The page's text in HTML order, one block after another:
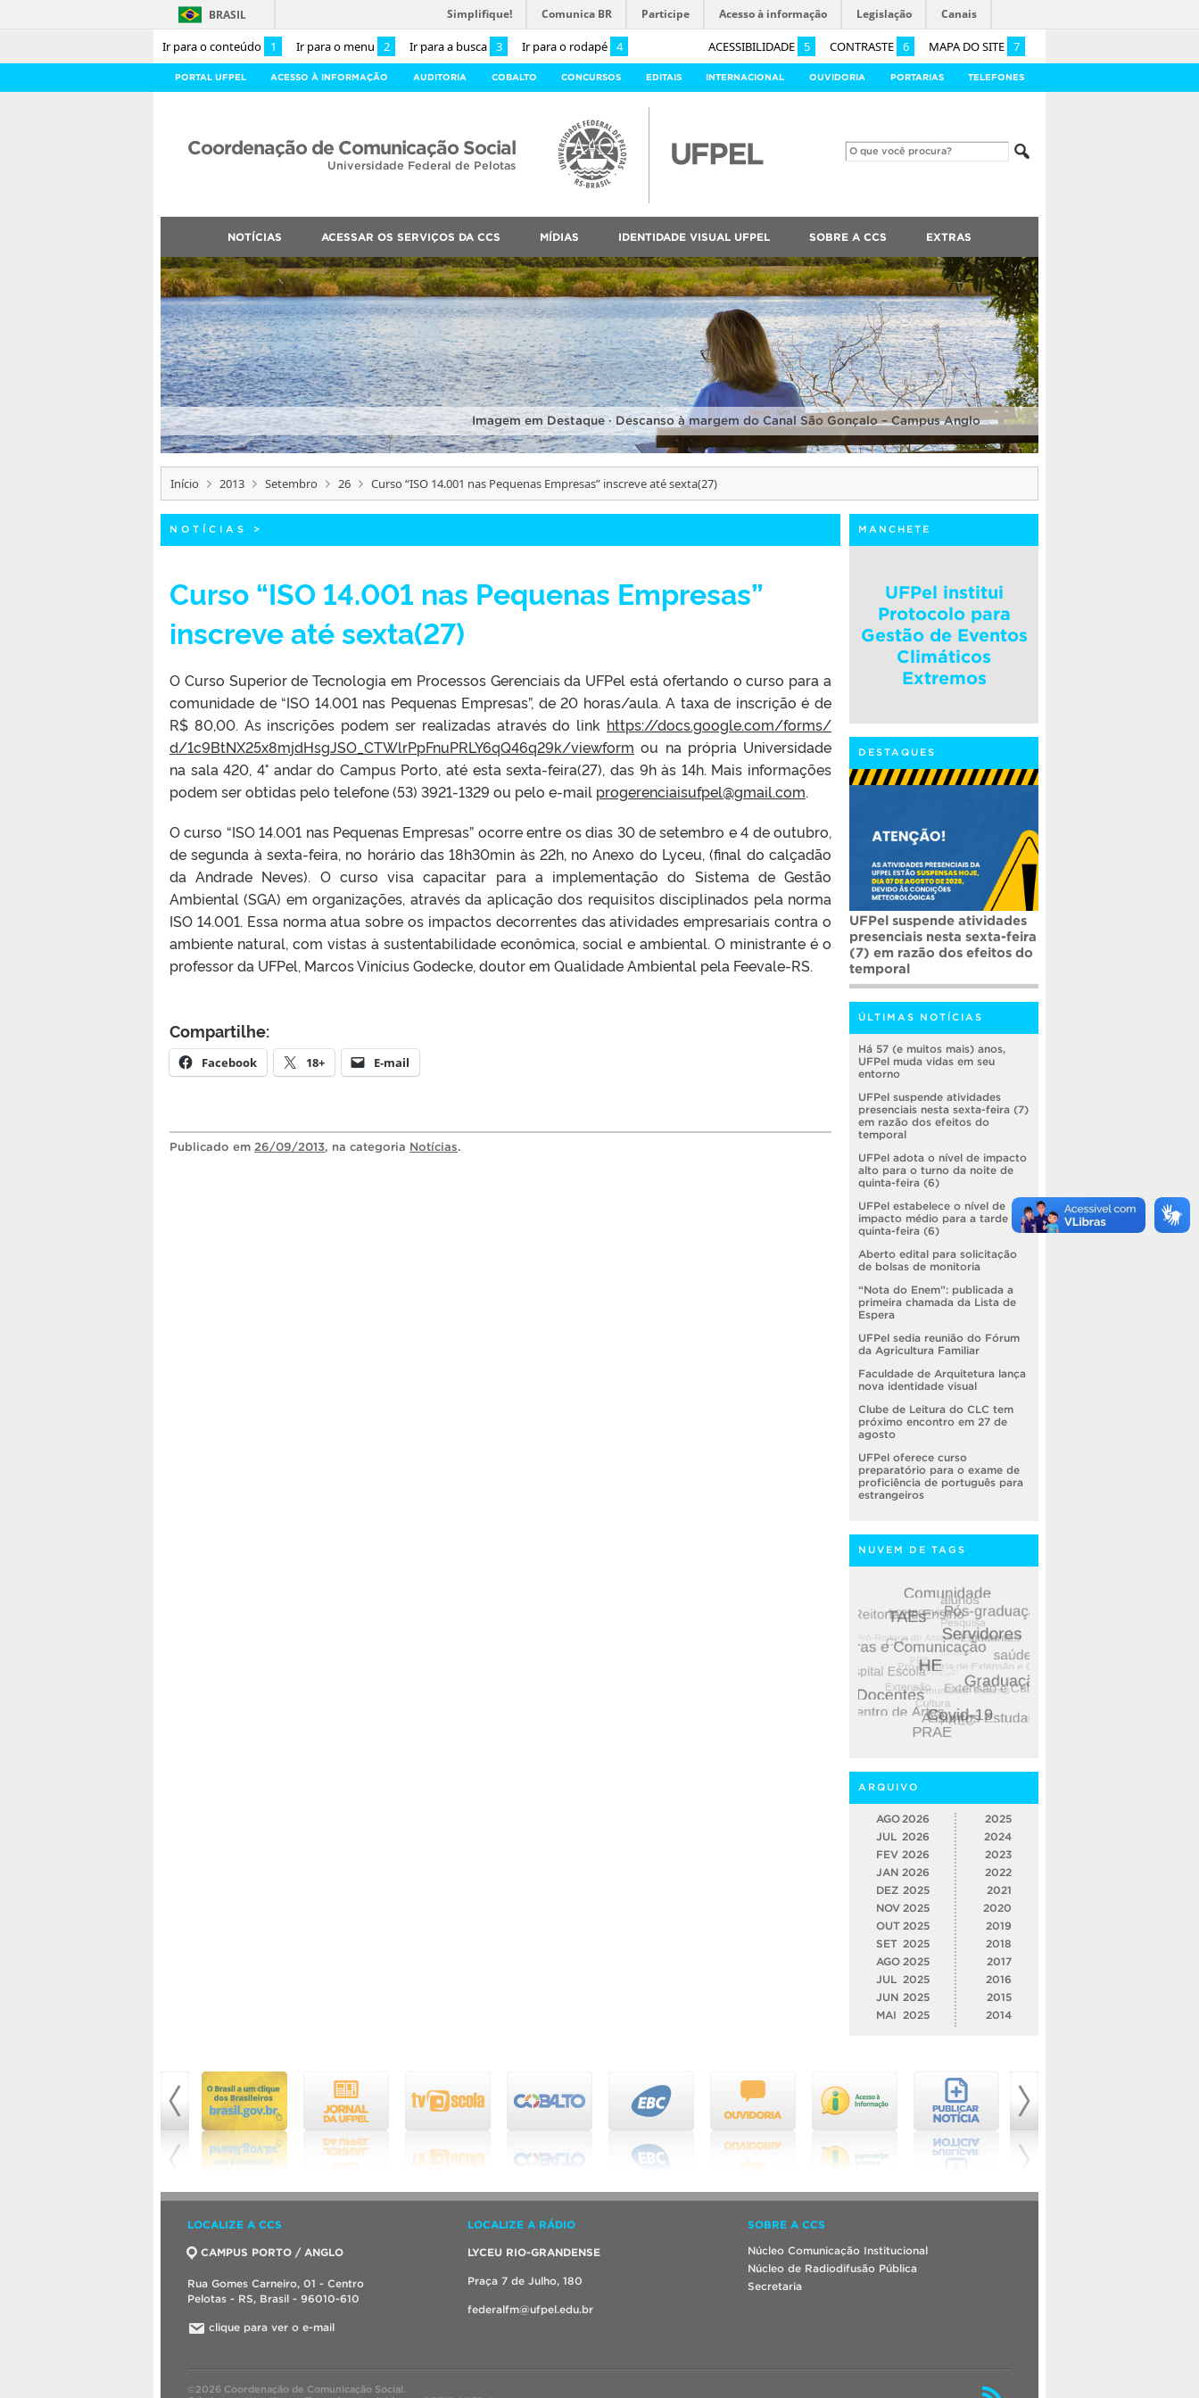
Ir para o conteúdo 1 Ir para o menu 2 Ir para a busca 3 Ir para o rodapé 4 ACESSIBILIDADE 5 CONTRASTE 6 MAPA DO SITE 7
BRASIL Simplifique! Comunica BR Participe Acesso à informação Legislação Canais
PORTAL UFPEL ACESSO À INFORMAÇÃO AUDITORIA COBALTO CONCURSOS EDITAIS INTERNACIONAL OUVIDORIA PORTARIAS TELEFONES
Coordenação de Comunicação Social
Universidade Federal de Pelotas
NOTÍCIAS ACESSAR OS SERVIÇOS DA CCS MÍDIAS IDENTIDADE VISUAL UFPEL SOBRE A CCS EXTRAS
Imagem em Destaque · Descanso à margem do Canal São Gonçalo – Campus Anglo
Início 2013 Setembro 26 Curso “ISO 14.001 nas Pequenas Empresas” inscreve até sexta(27)
NOTÍCIAS >
Curso “ISO 14.001 nas Pequenas Empresas”
inscreve até sexta(27)
O Curso Superior de Tecnologia em Processos Gerenciais da UFPel está ofertando o curso para a
comunidade de “ISO 14.001 nas Pequenas Empresas”, de 20 horas/aula. A taxa de inscrição é de
R$ 80,00. As inscrições podem ser realizadas através do link https://docs.google.com/forms/
d/1c9BtNX25x8mjdHsgJSO_ CTWlrPpFnuPRLY6qQ46q29k/viewform ou na própria Universidade
na sala 420, 4° andar do Campus Porto, até esta sexta-feira(27), das 9h às 14h. Mais informações
podem ser obtidas pelo telefone (53) 3921-1329 ou pelo e-mail progerenciaisufpel@gmail.com.
O curso “ISO 14.001 nas Pequenas Empresas” ocorre entre os dias 30 de setembro e 4 de outubro,
de segunda à sexta-feira, no horário das 18h30min às 22h, no Anexo do Lyceu, (final do calçadão
da Andrade Neves). O curso visa capacitar para a implementação do Sistema de Gestão
Ambiental (SGA) em organizações, através da aplicação dos requisitos disciplinados pela norma
ISO 14.001. Essa norma atua sobre os impactos decorrentes das atividades empresariais contra o
ambiente natural, com vistas à sustentabilidade econômica, social e ambiental. O ministrante é o
professor da UFPel, Marcos Vinícius Godecke, doutor em Qualidade Ambiental pela Feevale-RS.
Compartilhe:
Facebook 18+ E-mail
Publicado em 26/09/2013, na categoria Notícias.
MANCHETE
UFPel institui
Protocolo para
Gestão de Eventos
Climáticos
Extremos
DESTAQUES
UFPel suspende atividades
presenciais nesta sexta-feira
(7) em razão dos efeitos do
temporal
ÚLTIMAS NOTÍCIAS
Há 57 (e muitos mais) anos,
UFPel muda vidas em seu
entorno
UFPel suspende atividades
presenciais nesta sexta-feira (7)
em razão dos efeitos do
temporal
UFPel adota o nível de impacto
alto para o turno da noite de
quinta-feira (6)
UFPel estabelece o nível de
impacto médio para a tarde de
quinta-feira (6)
Aberto edital para solicitação
de bolsas de monitoria
“Nota do Enem”: publicada a
primeira chamada da Lista de
Espera
UFPel sedia reunião do Fórum
da Agricultura Familiar
Faculdade de Arquitetura lança
nova identidade visual
Clube de Leitura do CLC tem
próximo encontro em 27 de
agosto
UFPel oferece curso
preparatório para o exame de
proficiência de português para
estrangeiros
NUVEM DE TAGS
ARQUIVO
AGO 2026
JUL 2026
FEV 2026
JAN 2026
DEZ 2025
NOV 2025
OUT 2025
SET 2025
AGO 2025
JUL
2025
JUN 2025
MAI
2025
2025
2024
2023
2022
2021
2020
2019
2018
2017
2016
2015
2014
LOCALIZE A CCS
CAMPUS PORTO / ANGLO
Rua Gomes Carneiro, 01 - Centro
Pelotas - RS, Brasil - 96010-610
clique para ver o e-mail
LOCALIZE A RÁDIO
LYCEU RIO-GRANDENSE
Praça 7 de Julho, 180
federalfm@ufpel.edu.br
SOBRE A CCS
Núcleo Comunicação Institucional
Núcleo de Radiodifusão Pública
Secretaria
©2026 Coordenação de Comunicação Social.